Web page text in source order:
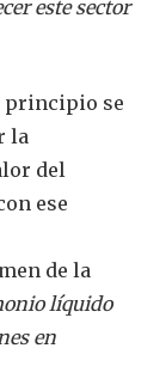
este sector
principio se
la
del
ese
de la
líquido
en